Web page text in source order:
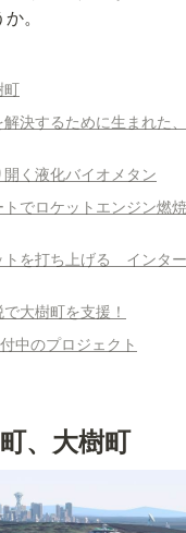
。
町
決するために生まれた
く液化バイオメタン
でロケットエンジン燃
トを打ち上げる インタ
大樹町を支援！
中のプロジェクト
、大樹町